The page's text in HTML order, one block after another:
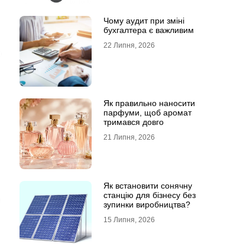
Чому аудит при зміні
бухгалтера є важливим
22 Липня, 2026
Як правильно наносити
парфуми, щоб аромат
тримався довго
21 Липня, 2026
Як встановити сонячну
станцію для бізнесу без
зупинки виробництва?
15 Липня, 2026